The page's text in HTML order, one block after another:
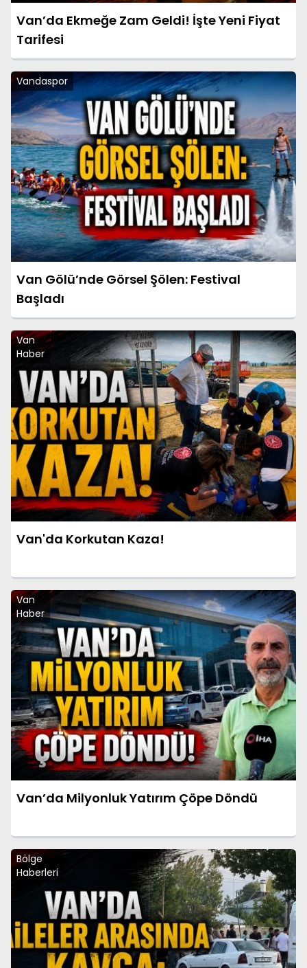
Van’da Ekmeğe Zam Geldi! İşte Yeni Fiyat
Tarifesi
Vandaspor
Van Gölü’nde Görsel Şölen: Festival
Başladı
Van
Haber
Van'da Korkutan Kaza!
Van
Haber
Van’da Milyonluk Yatırım Çöpe Döndü
Bölge
Haberleri